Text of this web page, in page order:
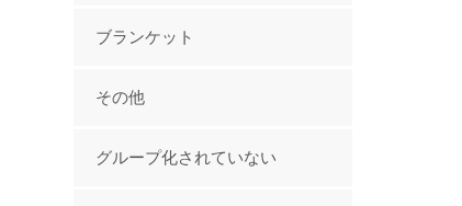
ブランケット
その他
グループ化されていない